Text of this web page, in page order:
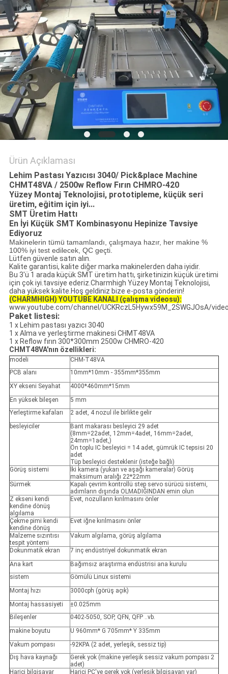
GIZLILIK
POLITIKASI
Ürün Açıklaması
Lehim Pastası Yazıcısı 3040/ Pick&place Machine
CHMT48VA / 2500w Reflow Fırın CHMRO-420
Yüzey Montaj Teknolojisi, prototipleme, küçük seri
üretim, eğitim için iyi...
SMT Üretim Hattı
En İyi Küçük SMT Kombinasyonu Hepinize Tavsiye
Ediyoruz
Makinelerin tümü tamamlandı, çalışmaya hazır, her makine %
100% iyi test edilecek, QC geçti.
Lütfen güvenle satın alın.
Kalite garantisi, kalite diğer marka makinelerden daha iyidir.
Bu 3'ü 1 arada küçük SMT üretim hattı, şirketinizin küçük üretimi
için çok iyi.tavsiye ederiz.Charmhigh Yüzey Montaj Teknolojisi,
daha yüksek kalite.Hoş geldiniz bize e-posta gönderin!
(CHARMHIGH) YOUTUBE KANALI (çalışma videosu):
www.youtube.com/channel/UCKRczL5Hywx59M_2SWGJOsA/
Paket listesi:
1 x Lehim pastası yazıcı 3040
1 x Alma ve yerleştirme makinesi CHMT48VA
1 x Reflow fırın 300*300mm 2500w CHMRO-420
CHMT48VA'nın özellikleri:
modeli
CHM-T48VA
PCB alanı
10mm*10mm - 355mm*355mm
XY ekseni Seyahat
4000*460mm*15mm
En yüksek bileşen
5 mm
Yerleştirme kafaları
2 adet, 4 nozul ile birlikte gelir
besleyiciler
Bant makarası besleyici 29 adet
(8mm=22adet, 12mm=4adet, 16mm=2adet,
24mm=1adet,)
Ön toplu IC besleyici = 14 adet, gümrük IC tepsisi 20
adet
Tüp besleyici desteklenir (isteğe bağlı)
Görüş sistemi
İki kamera (yukarı ve aşağı kameralar) Görüş
maksimum aralığı 22*22mm
Sürmek
Kapalı çevrim kontrollü step servo sürücü sistemi,
adımların dışında OLMADIĞINDAN emin olun
Z ekseni kendi
kendine dönüş
algılama
Evet, nozulların kırılmasını önler
Çekme pimi kendi
kendine dönüş
Evet iğne kırılmasını önler
Malzeme sızıntısı
tespit yöntemi
Vakum algılama, görüş algılama
Dokunmatik ekran
7 inç endüstriyel dokunmatik ekran
Ana kart
Bağımsız araştırma endüstrisi ana kurulu
sistem
Gömülü Linux sistemi
Montaj hızı
3000cph (görüş açık)
Montaj hassasiyeti
±0.025mm
Bileşenler
0402-5050, SOP, QFN, QFP ..vb.
makine boyutu
U 960mm* G 705mm* Y 335mm
Vakum pompası
-92KPA (2 adet, yerleşik, sessiz tip)
Dış hava kaynağı
Gerek yok (makine yerleşik sessiz vakum pompası 2
adet)
Harici bilgisayar
Harici PC'ye gerek yok (yerleşik bilgisayarı var)